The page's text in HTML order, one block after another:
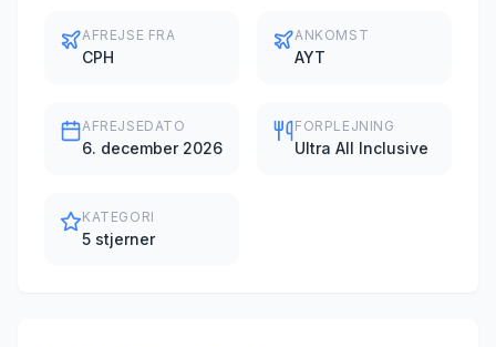
AFREJSE FRA
CPH
ANKOMST
AYT
AFREJSEDATO
6. december 2026
FORPLEJNING
Ultra All Inclusive
KATEGORI
5 stjerner